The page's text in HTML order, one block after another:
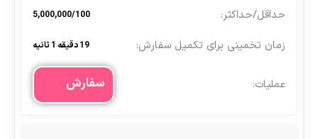
5,000,000/100
19 دقیقه 1 ثانیه
سفارش